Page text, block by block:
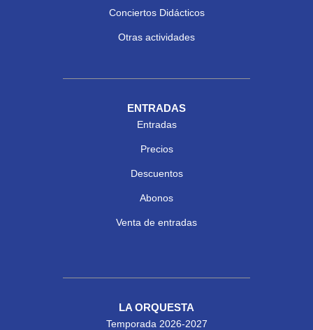
Conciertos Didácticos
Otras actividades
ENTRADAS
Entradas
Precios
Descuentos
Abonos
Venta de entradas
LA ORQUESTA
Temporada 2026-2027